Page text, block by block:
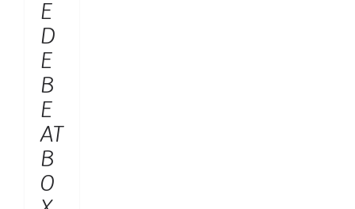
E
D
E
B
E
AT
B
O